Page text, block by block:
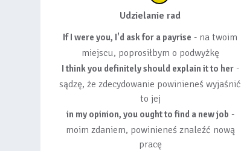
Udzielanie rad
If I were you, I'd ask for a payrise - na twoim
miejscu, poprosiłbym o podwyżkę
I think you definitely should explain it to her-
sądzę, że zdecydowanie powinieneś wyjaśnić
to jej
in my opinion, you ought to find a new job -
moim zdaniem, powinieneś znaleźć nową
pracę